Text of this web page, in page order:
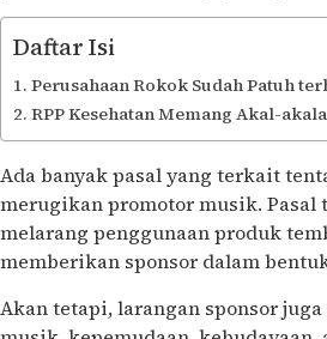
Daftar Isi
Perusahaan Rokok Sudah Patuh
RPP Kesehatan Memang Akal-
Ada banyak pasal yang terkait
merugikan promotor musik. Pasal
melarang penggunaan produk
memberikan sponsor dalam
Akan tetapi, larangan sponsor